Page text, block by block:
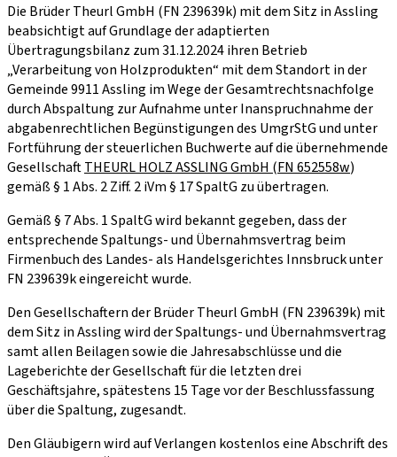
Die Brüder Theurl GmbH (FN 239639k) mit dem Sitz in Assling
beabsichtigt auf Grundlage der adaptierten
Übertragungsbilanz zum 31.12.2024 ihren Betrieb
„Verarbeitung von Holzprodukten“ mit dem Standort in der
Gemeinde 9911 Assling im Wege der Gesamtrechtsnachfolge
durch Abspaltung zur Aufnahme unter Inanspruchnahme der
abgabenrechtlichen Begünstigungen des UmgrStG und unter
Fortführung der steuerlichen Buchwerte auf die übernehmende
GesellschaftTHEURL HOLZ ASSLING GmbH (FN 652558w)
gemäß § 1 Abs. 2 Ziff. 2 iVm § 17 SpaltG zu übertragen.
Gemäß § 7 Abs. 1 SpaltG wird bekannt gegeben, dass der
entsprechende Spaltungs- und Übernahmsvertrag beim
Firmenbuch des Landes- als Handelsgerichtes Innsbruck unter
FN 239639k eingereicht wurde.
Den Gesellschaftern der Brüder Theurl GmbH (FN 239639k) mit
dem Sitz in Assling wird der Spaltungs- und Übernahmsvertrag
samt allen Beilagen sowie die Jahresabschlüsse und die
Lageberichte der Gesellschaft für die letzten drei
Geschäftsjahre, spätestens 15 Tage vor der Beschlussfassung
über die Spaltung, zugesandt.
Den Gläubigern wird auf Verlangen kostenlos eine Abschrift des